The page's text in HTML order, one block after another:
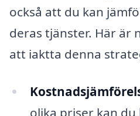
också att du kan
deras tjänster. Här är
att iaktta denna
olika priser kan